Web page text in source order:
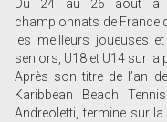
Du 24 au 26 août à
championnats de France
les meilleurs joueuses
seniors, U18 et U14 sur la
Après son titre de l’an
Karibbean Beach
Andreoletti, termine sur